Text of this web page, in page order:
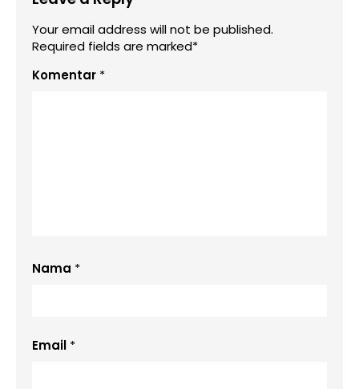
Your email address will not be published.
Required fields are marked*
Komentar *
Nama *
Email *